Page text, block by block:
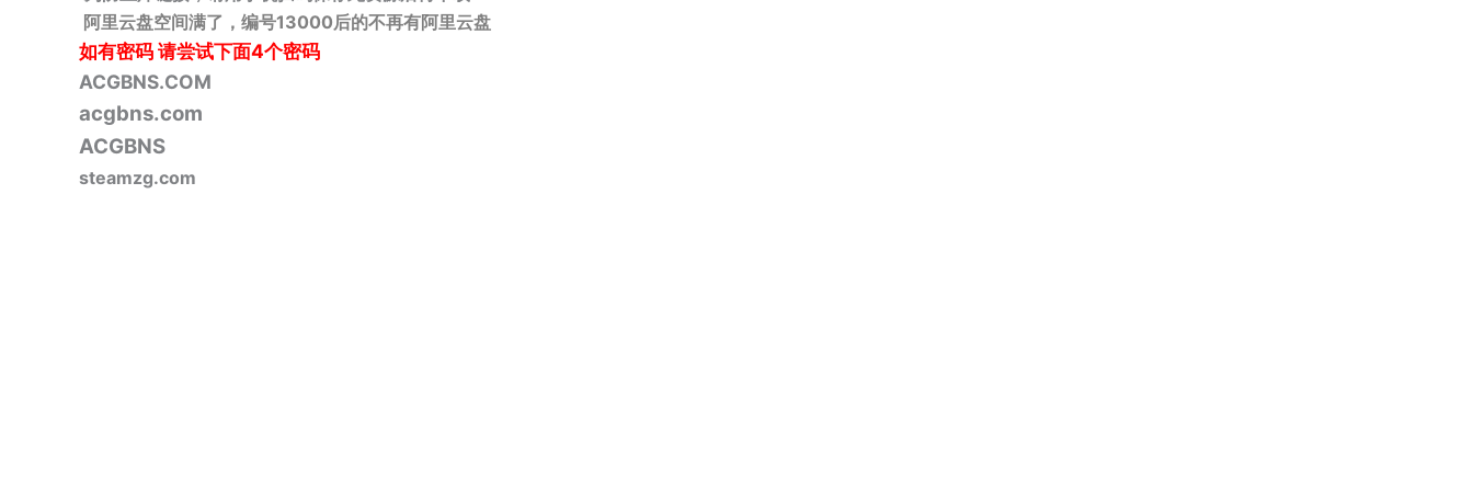
阿里云盘空间满了，编号13000后的不再有阿里云盘
如有密码请尝试下面4个密码
ACGBNS.COM
acgbns.com
ACGBNS
steamzg.com